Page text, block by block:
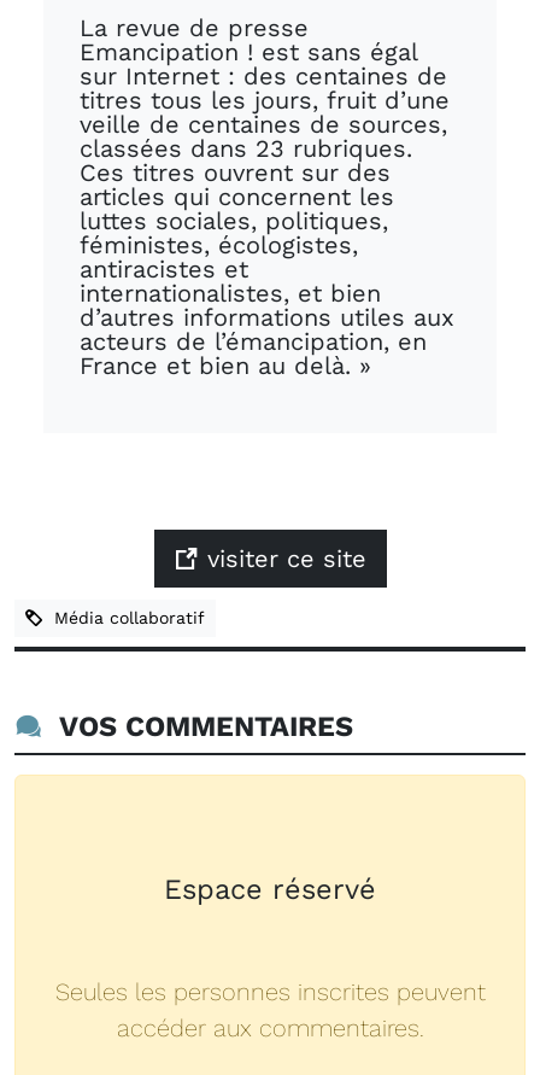
La revue de presse
Emancipation ! est sans égal
sur Internet : des centaines de
titres tous les jours, fruit d’une
veille de centaines de sources,
classées dans 23 rubriques.
Ces titres ouvrent sur des
articles qui concernent les
luttes sociales, politiques,
féministes, écologistes,
antiracistes et
internationalistes, et bien
d’autres informations utiles aux
acteurs de l’émancipation, en
France et bien au delà. »
visiter ce site
Média collaboratif
VOS COMMENTAIRES
Espace réservé
Seules les personnes inscrites peuvent
accéder aux commentaires.